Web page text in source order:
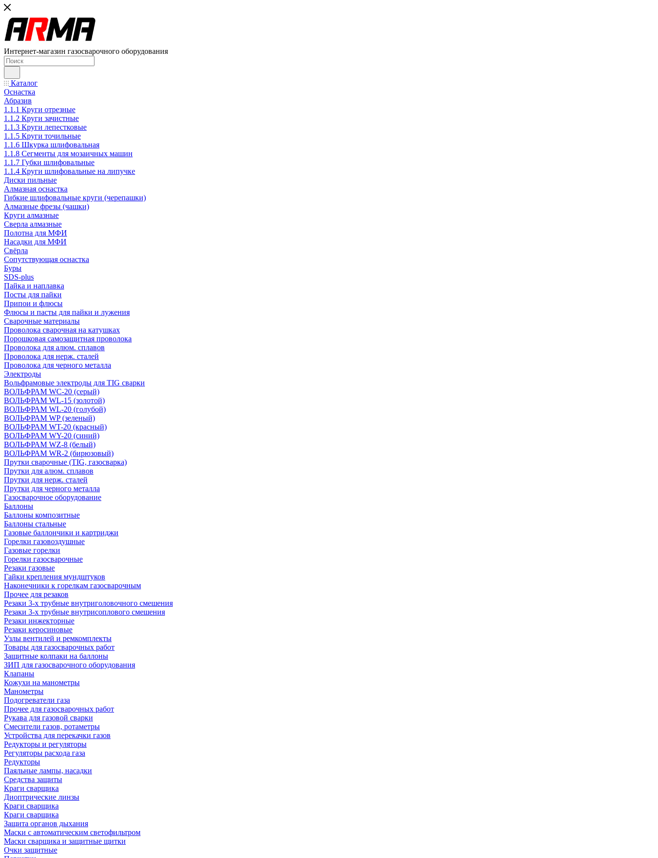
Интернет-магазин газосварочного оборудования
Каталог
Оснастка
Абразив
1.1.1 Круги отрезные
1.1.2 Круги зачистные
1.1.3 Круги лепестковые
1.1.5 Круги точильные
1.1.6 Шкурка шлифовальная
1.1.8 Сегменты для мозаичных машин
1.1.7 Губки шлифовальные
1.1.4 Круги шлифовальные на липучке
Диски пильные
Алмазная оснастка
Гибкие шлифовальные круги (черепашки)
Алмазные фрезы (чашки)
Круги алмазные
Сверла алмазные
Полотна для МФИ
Насадки для МФИ
Свёрла
Сопутствующая оснастка
Буры
SDS-plus
Пайка и наплавка
Посты для пайки
Припои и флюсы
Флюсы и пасты для пайки и лужения
Сварочные материалы
Проволока сварочная на катушках
Порошковая самозащитная проволока
Проволока для алюм. сплавов
Проволока для нерж. сталей
Проволока для черного металла
Электроды
Вольфрамовые электроды для TIG сварки
ВОЛЬФРАМ WC-20 (серый)
ВОЛЬФРАМ WL-15 (золотой)
ВОЛЬФРАМ WL-20 (голубой)
ВОЛЬФРАМ WP (зеленый)
ВОЛЬФРАМ WT-20 (красный)
ВОЛЬФРАМ WY-20 (синий)
ВОЛЬФРАМ WZ-8 (белый)
ВОЛЬФРАМ WR-2 (бирюзовый)
Прутки сварочные (TIG, газосварка)
Прутки для алюм. сплавов
Прутки для нерж. сталей
Прутки для черного металла
Газосварочное оборудование
Баллоны
Баллоны композитные
Баллоны стальные
Газовые баллончики и картриджи
Горелки газовоздушные
Газовые горелки
Горелки газосварочные
Резаки газовые
Гайки крепления мундштуков
Наконечники к горелкам газосварочным
Прочее для резаков
Резаки 3-х трубные внутриголовочного смешения
Резаки 3-х трубные внутрисоплового смешения
Резаки инжекторные
Резаки керосиновые
Узлы вентилей и ремкомплекты
Товары для газосварочных работ
Защитные колпаки на баллоны
ЗИП для газосварочного оборудования
Клапаны
Кожухи на манометры
Манометры
Подогреватели газа
Прочее для газосварочных работ
Рукава для газовой сварки
Смесители газов, ротаметры
Устройства для перекачки газов
Редукторы и регуляторы
Регуляторы расхода газа
Редукторы
Паяльные лампы, насадки
Средства защиты
Краги сварщика
Диоптрические линзы
Краги сварщика
Краги сварщика
Защита органов дыхания
Маски с автоматическим светофильтром
Маски сварщика и защитные щитки
Очки защитные